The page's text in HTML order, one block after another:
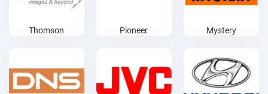
Thomson Pioneer Mystery